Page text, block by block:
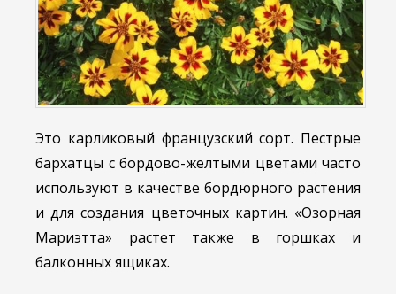
Это карликовый французский сорт. Пестрые
бархатцы с бордово-желтыми цветами часто
используют в качестве бордюрного растения
и для создания цветочных картин. «Озорная
Мариэтта» растет также в горшках и
балконных ящиках.